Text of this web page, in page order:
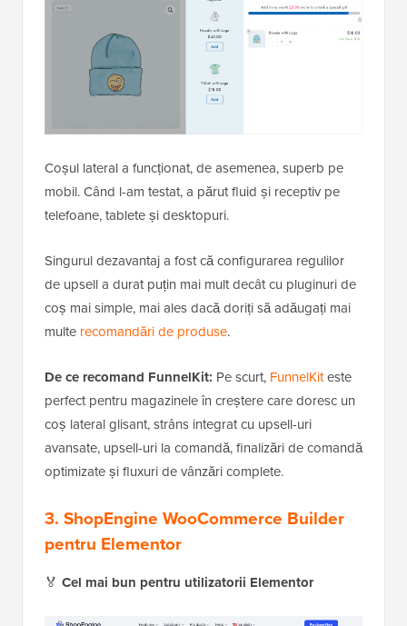
Coșul lateral a funcționat, de asemenea, superb pe
mobil. Când l-am testat, a părut fluid și receptiv pe
telefoane, tablete și desktopuri.
Singurul dezavantaj a fost că configurarea regulilor
de upsell a durat puțin mai mult decât cu pluginuri de
coș mai simple, mai ales dacă doriți să adăugați mai
multe recomandări de produse.
De ce recomand FunnelKit: Pe scurt, FunnelKiteste
perfect pentru magazinele în creștere care doresc un
coș lateral glisant, strâns integrat cu upsell-uri
avansate, upsell-uri la comandă, finalizări de comandă
optimizate și fluxuri de vânzări complete.
3. ShopEngine WooCommerce Builder
pentru Elementor
🏅 Cel mai bun pentru utilizatorii Elementor